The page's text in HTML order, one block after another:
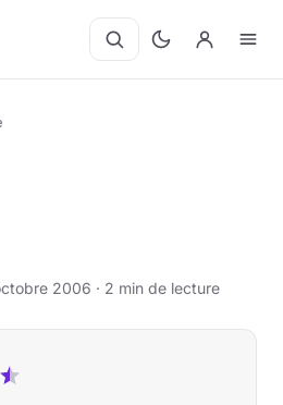
2006 · 2 min de lecture